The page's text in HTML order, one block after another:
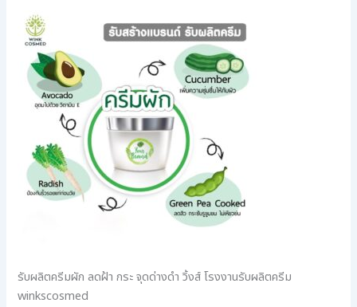
รับผลิตครีมผัก ลดฝ้า กระ จุดด่างดำ วิ้งส์ โรงงานรับผลิตครีม
winkscosmed